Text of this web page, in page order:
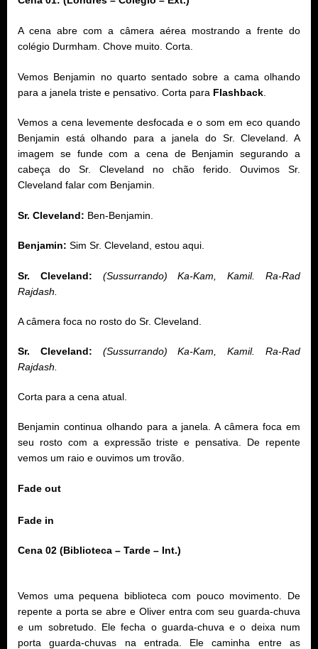
A cena abre com a câmera aérea mostrando a frente do
colégio Durmham. Chove muito. Corta.
Vemos Benjamin no quarto sentado sobre a cama olhando
para a janela triste e pensativo. Corta para Flashback
Vemos a cena levemente desfocada e o som em eco quando
Benjamin está olhando para a janela do Sr. Cleveland. A
imagem se funde com a cena de Benjamin segurando a
cabeça do Sr. Cleveland no chão ferido. Ouvimos Sr.
Cleveland falar com Benjamin.
Sr. Cleveland: Ben-Benjamin.
Benjamin: Sim Sr. Cleveland, estou aqui.
Sr. Cleveland:
(Sussurrando) Ka-Kam, Kamil. Ra-Rad
Rajdash.
A câmera foca no rosto do Sr. Cleveland.
Sr. Cleveland:
(Sussurrando) Ka-Kam, Kamil. Ra-Rad
Rajdash.
Corta para a cena atual.
Benjamin continua olhando para a janela. A câmera foca em
seu rosto com a expressão triste e pensativa. De repente
vemos um raio e ouvimos um trovão.
Fade out
Fade in
Cena 02 (Biblioteca – Tarde – Int.)
Vemos uma pequena biblioteca com pouco movimento. De
repente a porta se abre e Oliver entra com seu guarda-chuva
e um sobretudo. Ele fecha o guarda-chuva e o deixa num
porta guarda-chuvas na entrada. Ele caminha entre as